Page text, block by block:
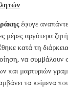
έφυγε
μέρες αργότερα
κατά τη
να συμβάλουν
και μαρτυριών
τα κείμενα